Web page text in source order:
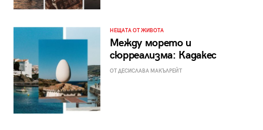
НЕЩАТА ОТ ЖИВОТА
Между морето и
сюрреализма: Кадакес
ОТ ДЕСИСЛАВА МАКЪЛРЕЙТ